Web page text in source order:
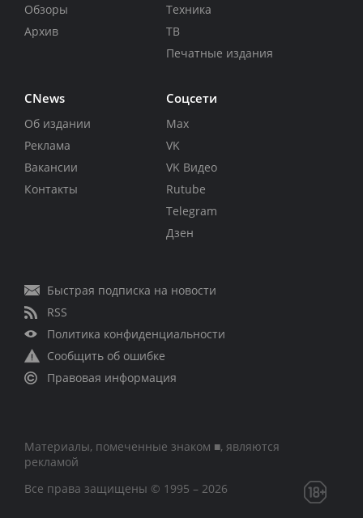
Обзоры
Архив
Техника
ТВ
Печатные издания
CNews
Об издании
Реклама
Вакансии
Контакты
Соцсети
Max
VK
VK Видео
Rutube
Telegram
Дзен
Быстрая подписка на новости
RSS
Политика конфиденциальности
Сообщить об ошибке
Правовая информация
Материалы, помеченные знаком ■, являются
рекламой
Все права защищены © 1995 – 2026